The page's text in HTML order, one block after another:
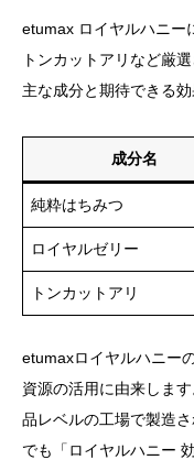
etumax ロイヤルハニー
トンカットアリなど厳
主な成分と期待できる効
成分名
純粋はちみつ
ロイヤルゼリー
トンカットアリ
etumaxロイヤルハニー
資源の活用に由来しま
品レベルの工場で製造
でも「ロイヤルハニー